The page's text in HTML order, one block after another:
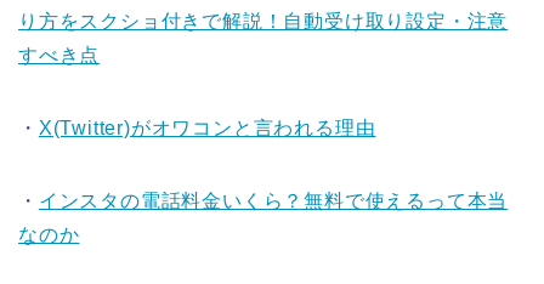
り方をスクショ付きで解説！自動受け取り設定・注意
すべき点
・ X(Twitter)がオワコンと言われる理由
・ インスタの電話料金いくら？無料で使えるって本当
なのか